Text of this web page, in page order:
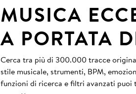
MUSICA
A PORTATA
Cerca tra più di 300.000 tracce
stile musicale, strumenti, BPM,
funzioni di ricerca e filtri avanzati